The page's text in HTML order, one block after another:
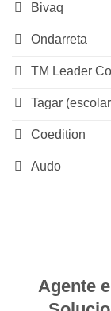
Bivaq
Ondarreta
TM Leader
Tagar
Coedition
Audo
Agente